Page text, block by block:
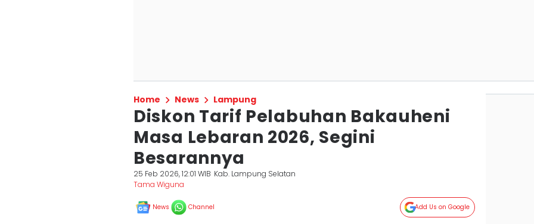
Home News Lampung
Diskon Tarif Pelabuhan Bakauheni
Masa Lebaran 2026, Segini
Besarannya
25 Feb 2026, 12:01 WIB Kab. Lampung Selatan
Tama Wiguna
News Channel Add Us on Google